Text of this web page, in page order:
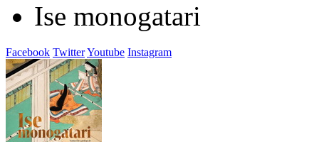
Ise monogatari
Facebook TwitterYoutube Instagram